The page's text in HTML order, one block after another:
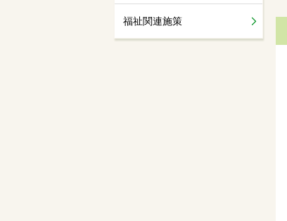
福祉関連施策